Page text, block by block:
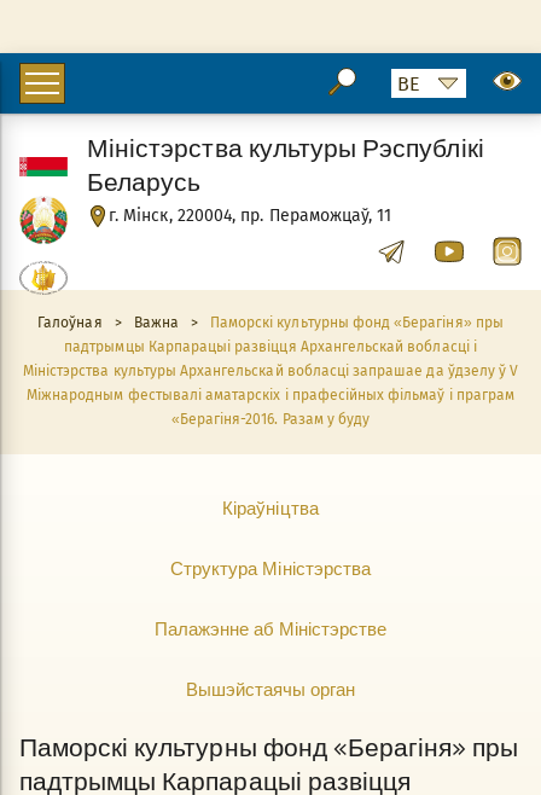
г. Мінск, 220004, пр. Пераможцаў, 11
Міністэрства культуры Рэспублікі
Беларусь
Галоўная > Важна >
Паморскі культурны фонд «Берагіня» пры
падтрымцы Карпарацыі развіцця Архангельскай вобласці і
Міністэрства культуры Архангельскай вобласці запрашае да ўдзелу ў V
Міжнародным фестывалі аматарскіх і прафесійных фільмаў і праграм
«Берагіня-2016. Разам у буду
Кіраўніцтва
Структура Міністэрства
Палажэнне аб Міністэрстве
Вышэйстаячы орган
Паморскі культурны фонд «Берагіня» пры
падтрымцы Карпарацыі развіцця